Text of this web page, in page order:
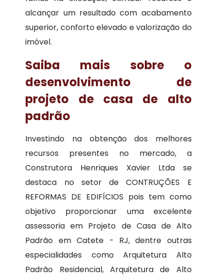
alcançar um resultado com acabamento
superior, conforto elevado e valorização do
imóvel.
Saiba mais sobre o
desenvolvimento de
projeto de casa de alto
padrão
Investindo na obtenção dos melhores
recursos presentes no mercado, a
Construtora Henriques Xavier Ltda se
destaca no setor de CONTRUÇÕES E
REFORMAS DE EDIFÍCIOS pois tem como
objetivo proporcionar uma excelente
assessoria em Projeto de Casa de Alto
Padrão em Catete - RJ, dentre outras
especialidades como Arquitetura Alto
Padrão Residencial, Arquitetura de Alto